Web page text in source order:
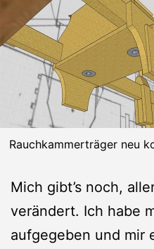
Rauchkammerträger neu
Mich gibt’s noch,
verändert. Ich habe
aufgegeben und mir